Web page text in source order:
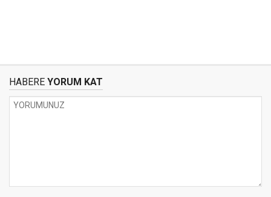
HABERE YORUM KAT